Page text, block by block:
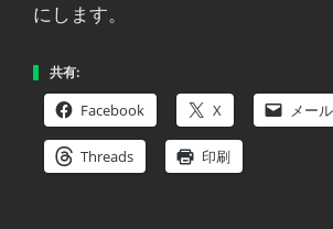
にします。
共有:
Facebook X メー
Threads 印刷